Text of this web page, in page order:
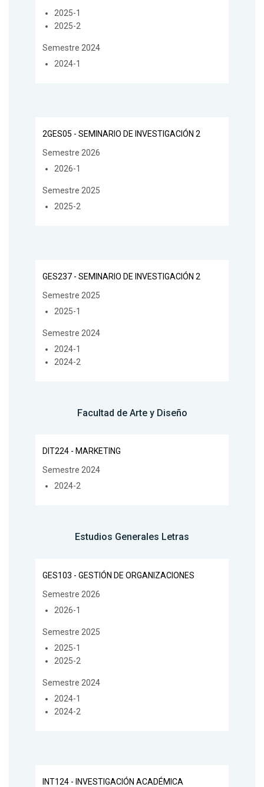
2025-1
2025-2
Semestre 2024
2024-1
2GES05 - SEMINARIO DE INVESTIGACIÓN 2
Semestre 2026
2026-1
Semestre 2025
2025-2
GES237 - SEMINARIO DE INVESTIGACIÓN 2
Semestre 2025
2025-1
Semestre 2024
2024-1
2024-2
Facultad de Arte y Diseño
DIT224 - MARKETING
Semestre 2024
2024-2
Estudios Generales Letras
GES103 - GESTIÓN DE ORGANIZACIONES
Semestre 2026
2026-1
Semestre 2025
2025-1
2025-2
Semestre 2024
2024-1
2024-2
INT124 - INVESTIGACIÓN ACADÉMICA